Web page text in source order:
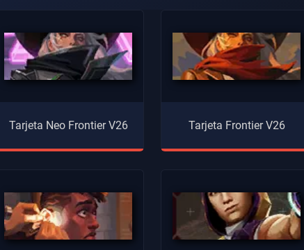
Tarjeta Neo Frontier V26 Tarjeta Frontier V26